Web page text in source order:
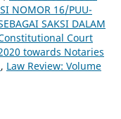
NOMOR 16/PUU-
SAKSI DALAM
Court
towards Notaries
, Law Review: Volume